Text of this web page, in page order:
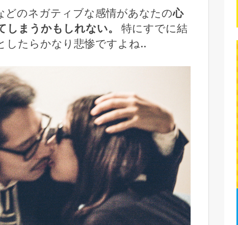
どのネガティブな感情があなたの心
まうかもしれない。
特にすでに結
したらかなり悲惨ですよね..